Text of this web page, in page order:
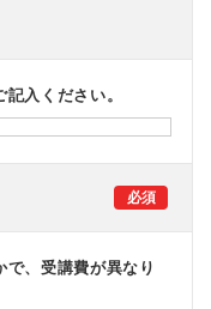
入ください。
、受講費が異なり